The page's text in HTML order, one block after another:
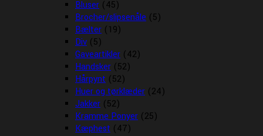
Bluser (45)
Brocher/slipsenåle (5)
Bælter (19)
Div (5)
Gaveartikler (42)
Handsker (52)
Hårpynt (52)
Huer og tørklæder (24)
Jakker (52)
Kramme Ponyer (25)
Kæphest (47)